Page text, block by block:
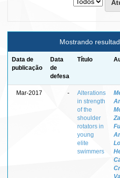
Mostrando
Data de
publicação
Data
de
defesa
Título
Mar-2017 -
Alterations
in strength
of the
shoulder
rotators in
young
elite
swimmers